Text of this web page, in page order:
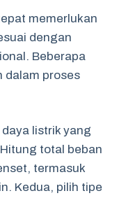
memerlukan
dengan
Beberapa
dalam proses
listrik yang
total beban
termasuk
Kedua, pilih tipe